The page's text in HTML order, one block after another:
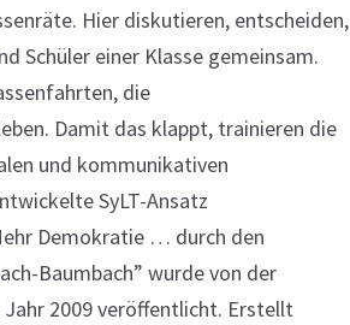
Hier diskutieren, entscheiden,
Schüler einer Klasse gemeinsam.
die
Damit das klappt, trainieren die
und kommunikativen
SyLT-Ansatz
Demokratie … durch den
Baumbach” wurde von der
Jahr 2009 veröffentlicht. Erstellt